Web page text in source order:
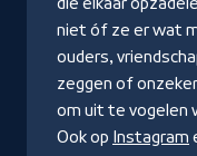
niet óf ze er wat
ouders,
zeggen of
om uit te vogelen
Ook op Instagram